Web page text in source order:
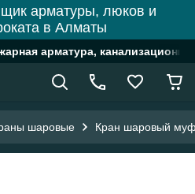
арматуры, люков и
в Алматы
арматура,
шаровые Кран шаровый